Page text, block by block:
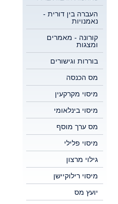
העברה בין דורית -
נאמנויות
קורונה - מאמרים
ומצגות
בוררות וגישורים
מס הכנסה
מיסוי מקרקעין
מיסוי בינלאומי
מס ערך מוסף
מיסוי פלילי
גילוי מרצון
מיסוי רילוקיישן
יועץ מס